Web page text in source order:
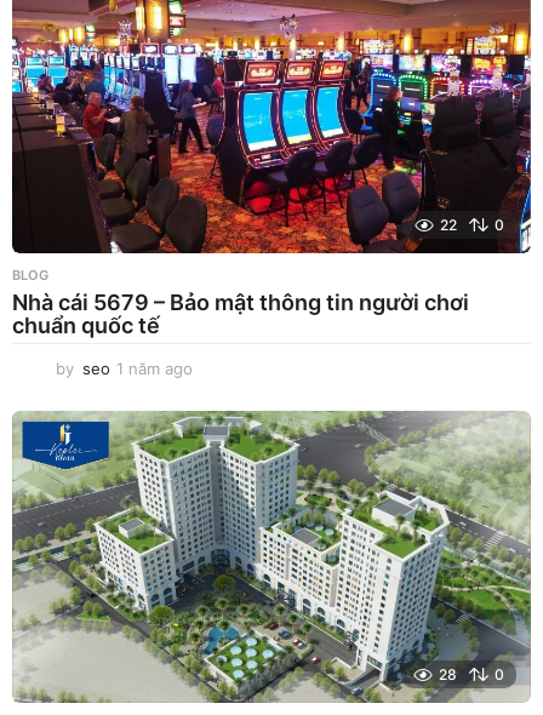
a
g
o
22 0
BLOG
Nhà cái 5679 – Bảo mật thông tin người chơi
chuẩn quốc tế
by seo 1 năm ago
ă
m
a
g
o
28 0